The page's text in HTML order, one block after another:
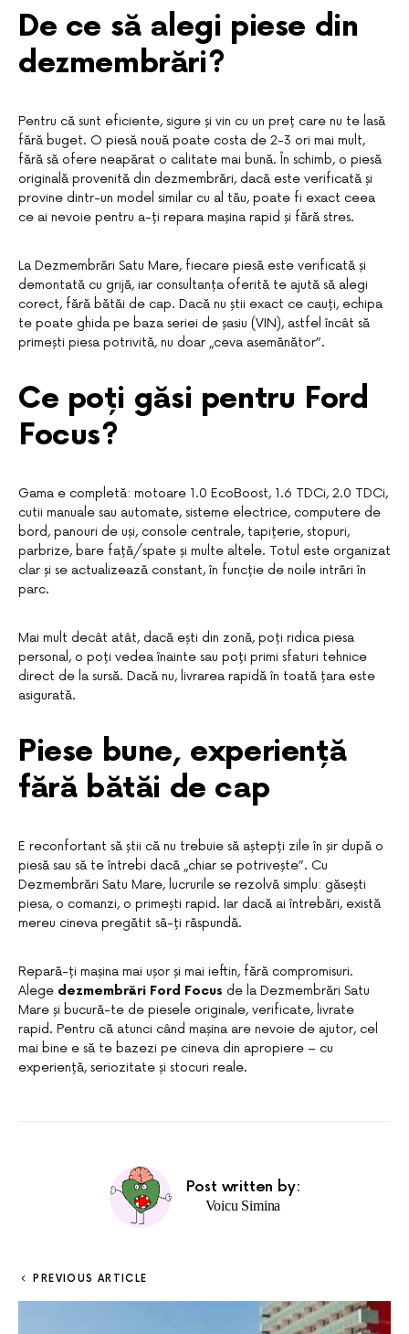
De ce să alegi piese din
dezmembrări?
Pentru că sunt eficiente, sigure și vin cu un preț care nu te lasă
fără buget. O piesă nouă poate costa de 2-3 ori mai mult,
fără să ofere neapărat o calitate mai bună. În schimb, o piesă
originală provenită din dezmembrări, dacă este verificată și
provine dintr-un model similar cu al tău, poate fi exact ceea
ce ai nevoie pentru a-ți repara mașina rapid și fără stres.
La Dezmembrări Satu Mare, fiecare piesă este verificată și
demontată cu grijă, iar consultanța oferită te ajută să alegi
corect, fără bătăi de cap. Dacă nu știi exact ce cauți, echipa
te poate ghida pe baza seriei de șasiu (VIN), astfel încât să
primești piesa potrivită, nu doar „ceva asemănător”.
Ce poți găsi pentru Ford
Focus?
Gama e completă: motoare 1.0 EcoBoost, 1.6 TDCi, 2.0 TDCi,
cutii manuale sau automate, sisteme electrice, computere de
bord, panouri de uși, console centrale, tapițerie, stopuri,
parbrize, bare față/spate și multe altele. Totul este organizat
clar și se actualizează constant, în funcție de noile intrări în
parc.
Mai mult decât atât, dacă ești din zonă, poți ridica piesa
personal, o poți vedea înainte sau poți primi sfaturi tehnice
direct de la sursă. Dacă nu, livrarea rapidă în toată țara este
asigurată.
Piese bune, experiență
fără bătăi de cap
E reconfortant să știi că nu trebuie să aștepți zile în șir după o
piesă sau să te întrebi dacă „chiar se potrivește”. Cu
Dezmembrări Satu Mare, lucrurile se rezolvă simplu: găsești
piesa, o comanzi, o primești rapid. Iar dacă ai întrebări, există
mereu cineva pregătit să-ți răspundă.
Repară-ți mașina mai ușor și mai ieftin, fără compromisuri.
Alege dezmembrări Ford Focus de la Dezmembrări Satu
Mare și bucură-te de piesele originale, verificate, livrate
rapid. Pentru că atunci când mașina are nevoie de ajutor, cel
mai bine e să te bazezi pe cineva din apropiere – cu
experiență, seriozitate și stocuri reale.
Post written by:
Voicu Simina
PREVIOUS ARTICLE